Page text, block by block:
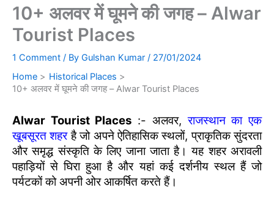
10+ अलवर में घूमने की जगह – Alwar
Tourist Places
1 Comment / By Gulshan Kumar / 27/01/2024
Home
Historical Places
10+ अलवर में घूमने की जगह – Alwar Tourist Places
Alwar Tourist Places :- अलवर,राजस्थान का एक
खूबसूरत शहरहै जो अपने ऐतिहासिक स्थलों, प्राकृतिक सुंदरता
और समृद्ध संस्कृति के लिए जाना जाता है। यह शहर अरावली
पहाड़ियों से घिरा हुआ है और यहां कई दर्शनीय स्थल हैं जो
पर्यटकों को अपनी ओर आकर्षित करते हैं।